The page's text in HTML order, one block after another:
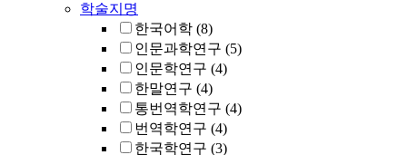
학술지명
한국어학 (8)
인문과학연구 (5)
인문학연구 (4)
한말연구 (4)
통번역학연구 (4)
번역학연구 (4)
한국학연구 (3)